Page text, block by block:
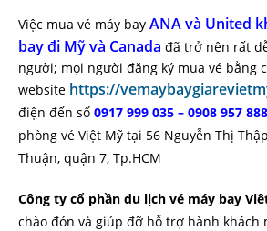
Việc mua vé máy bay ANA và United
bay đi Mỹ và Canada đã trở nên rất
người; mọi người đăng ký mua vé bằng
website https://
điện đến số 0917 999 035 – 0908 957 888
phòng vé Việt Mỹ tại 56 Nguyễn Thị
Thuận, quận 7, Tp.HCM
Công ty cổ phần du lịch vé máy bay
chào đón và giúp đỡ hỗ trợ hành khách